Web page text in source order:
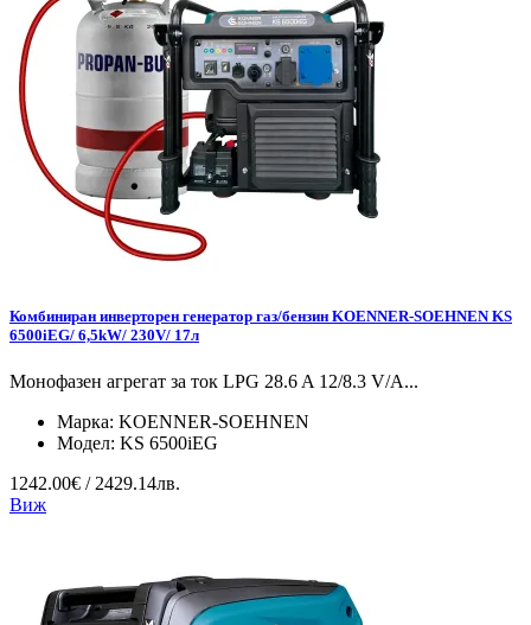
Комбиниран инверторен генератор газ/бензин KOENNER-SOEHNEN KS
6500iEG/ 6,5kW/ 230V/ 17л
Монофазен агрегат за ток LPG 28.6 A 12/8.3 V/А...
Марка: KOENNER-SOEHNEN
Модел: KS 6500iEG
1242.00€ / 2429.14лв.
Виж